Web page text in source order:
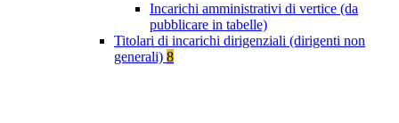
Incarichi amministrativi di vertice (da
pubblicare in tabelle)
Titolari di incarichi dirigenziali (dirigenti non
generali) 8